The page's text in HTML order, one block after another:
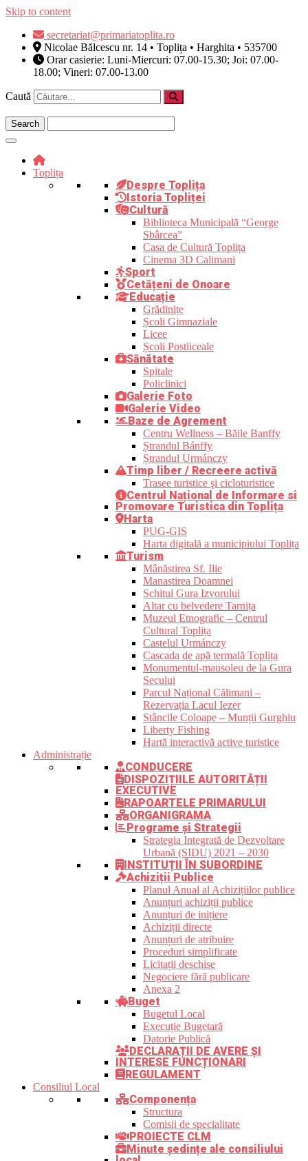
Skip to content
secretariat@primariatoplita.ro
Nicolae Bălcescu nr. 14 • Toplița • Harghita • 535700
Orar casierie: Luni-Miercuri: 07.00-15.30; Joi: 07.00-
18.00; Vineri: 07.00-13.00
Caută
Toplița
Despre Toplița
Istoria Topliței
Cultură
Biblioteca Municipală “George
Sbârcea”
Casa de Cultură Toplița
Cinema 3D Calimani
Sport
Cetățeni de Onoare
Educație
Grădinițe
Școli Gimnaziale
Licee
Școli Postliceale
Sănătate
Spitale
Policlinici
Galerie Foto
Galerie Video
Baze de Agrement
Centru Wellness – Băile Banffy
Ștrandul Bánffy
Ștrandul Urmánczy
Timp liber / Recreere activă
Trasee turistice şi cicloturistice
Centrul Național de Informare si
Promovare Turistica din Toplița
Harta
PUG-GIS
Harta digitală a municipiului Toplița
Turism
Mânăstirea Sf. Ilie
Manastirea Doamnei
Schitul Gura Izvorului
Altar cu belvedere Tarnița
Muzeul Etnografic – Centrul
Cultural Toplița
Castelul Urmánczy
Cascada de apă termală Toplița
Monumentul-mausoleu de la Gura
Secului
Parcul Național Călimani –
Rezervația Lacul Iezer
Stâncile Coloape – Munții Gurghiu
Liberty Fishing
Hartă interactivă active turistice
Administrație
CONDUCERE
DISPOZIȚIILE AUTORITĂȚII
EXECUTIVE
RAPOARTELE PRIMARULUI
ORGANIGRAMA
Programe și Strategii
Strategia Integrată de Dezvoltare
Urbană (SIDU) 2021 – 2030
INSTITUȚII ÎN SUBORDINE
Achiziții Publice
Planul Anual al Achizițiilor publice
Anunțuri achiziții publice
Anunțuri de inițiere
Achiziții directe
Anunțuri de atribuire
Proceduri simplificate
Licitații deschise
Negociere fără publicare
Anexa 2
Buget
Bugetul Local
Execuție Bugetară
Datorie Publică
DECLARAȚII DE AVERE ȘI
INTERESE FUNCȚIONARI
REGULAMENT
Consiliul Local
Componența
Structura
Comisii de specialitate
PROIECTE CLM
Minute ședințe ale consiliului